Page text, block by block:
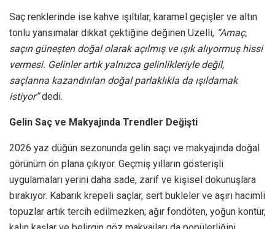
Saç renklerinde ise kahve ışıltılar, karamel geçişler ve altın
tonlu yansımalar dikkat çektiğine değinen Uzelli, “Amaç,
saçın güneşten doğal olarak açılmış ve ışık alıyormuş hissi
vermesi. Gelinler artık yalnızca gelinlikleriyle değil,
saçlarına kazandırılan doğal parlaklıkla da ışıldamak
istiyor”dedi.
Gelin Saç ve Makyajında Trendler Değişti
2026 yaz düğün sezonunda gelin saçı ve makyajında doğal
görünüm ön plana çıkıyor. Geçmiş yılların gösterişli
uygulamaları yerini daha sade, zarif ve kişisel dokunuşlara
bırakıyor. Kabarık krepeli saçlar, sert bukleler ve aşırı hacimli
topuzlar artık tercih edilmezken; ağır fondöten, yoğun kontür,